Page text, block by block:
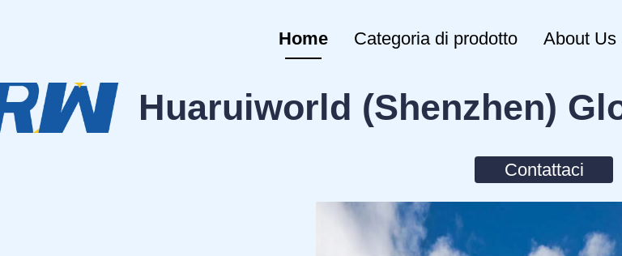
Home Categoria di prodotto About Us
Huaruiworld (Shenzhen)
Contattaci